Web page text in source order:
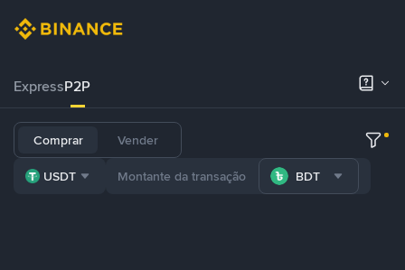
ExpressP2P
Comprar Vender
USDT BDT